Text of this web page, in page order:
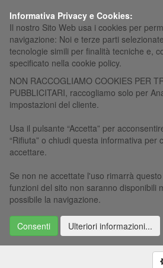
Informativa Privacy e Cookies:
Il nostro Sito Web usa i cookies per
navigazione: Noi e terze parti
tecnologie simili per finalità tecniche e,
specificato nella cookie policy.
NON RACCOGLIAMO COOKIES PER
PUBBLICITARI, raccogliamo solo per
impostazioni del cliente.
Usa il pulsante “Accetta” per
“Rifiuta” o chiudi questa informativa per
accettare.
Se non ne accettate l'uso rimarrà
funzioni del sito non saranno disponibili
possibile la navigazione.
Consenti Ulteriori informazioni...